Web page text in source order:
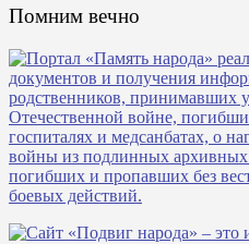
Помним вечно